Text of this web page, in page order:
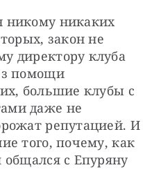
никаких
закон не
директору клуба
помощи
большие клубы с
даже не
репутацией. И
того, почему, как
общался с Епуряну